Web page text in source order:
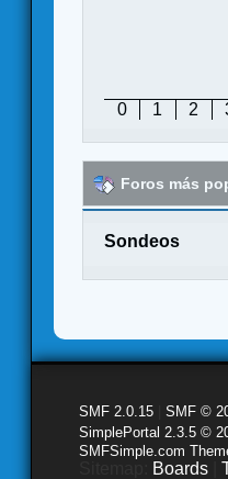
0 1 2
Foros más
Sondeos
SMF 2.0.15 SMF ©
SimplePortal 2.3.5 ©
SMFSimple.com
Boards